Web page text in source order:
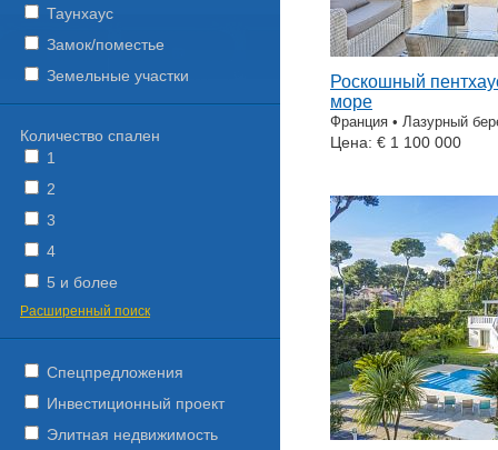
Роскошный
море
Франция • Лазурный
Цена: € 1 100 000
Таунхаус
Замок/поместье
Земельные участки
Количество спален
1
2
3
4
5 и более
Расширенный поиск
Спецпредложения
Инвестиционный проект
Элитная недвижимость